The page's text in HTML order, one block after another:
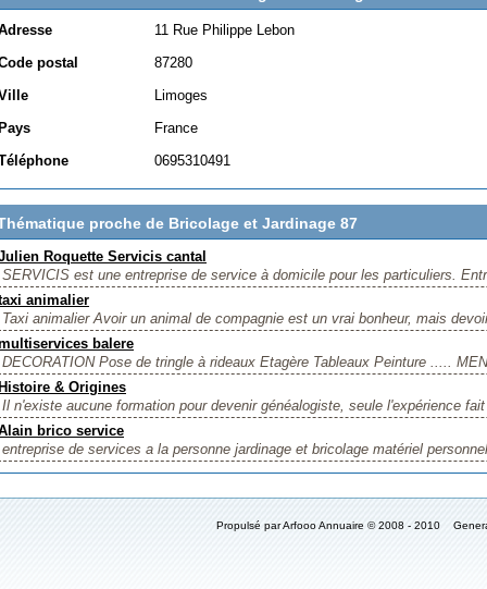
11 Rue Philippe Lebon
postal
87280
Limoges
France
0695310491
proche de Bricolage et Jardinage 87
Roquette Servicis cantal
SERVICIS est une entreprise de service à domicile pour les particuliers.
animalier
Taxi animalier Avoir un animal de compagnie est un vrai bonheur, mais
balere
DECORATION Pose de tringle à rideaux Etagère Tableaux Peinture .....
& Origines
Il n'existe aucune formation pour devenir généalogiste, seule l'expérience
brico service
entreprise de services a la personne jardinage et bricolage matériel
Propulsé par Arfooo Annuaire © 2008 - 2010